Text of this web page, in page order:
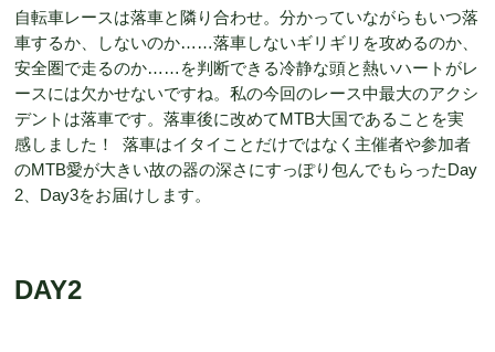
自転車レースは落車と隣り合わせ。分かっていながらもいつ落
車するか、しないのか……落車しないギリギリを攻めるのか、
安全圏で走るのか……を判断できる冷静な頭と熱いハートがレ
ースには欠かせないですね。私の今回のレース中最大のアクシ
デントは落車です。落車後に改めてMTB大国であることを実
感しました！ 落車はイタイことだけではなく主催者や参加者
のMTB愛が大きい故の器の深さにすっぽり包んでもらったDay
2、Day3をお届けします。
DAY2